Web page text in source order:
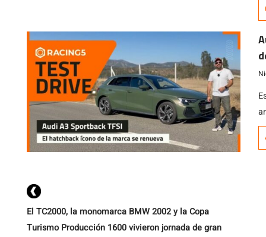
El TC2000, la monomarca BMW 2002 y la Copa
Turismo Producción 1600 vivieron jornada de gran